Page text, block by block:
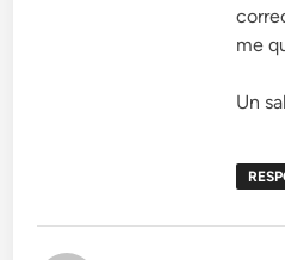
me
Un